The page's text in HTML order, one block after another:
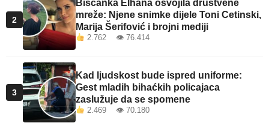
2
Bišćanka Elhana osvojila društvene
mreže: Njene snimke dijele Toni Cetinski,
Marija Šerifović i brojni mediji
2.762 👁 76.414
3
Kad ljudskost bude ispred uniforme:
Gest mladih bihaćkih policajaca
zaslužuje da se spomene
2.469 👁 70.180